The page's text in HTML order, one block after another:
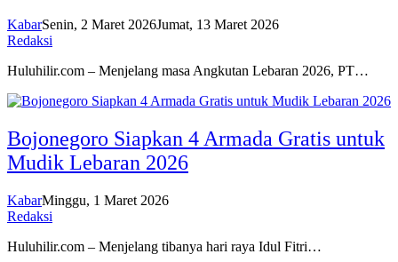
KabarSenin, 2 Maret 2026Jumat, 13 Maret 2026
Redaksi
Huluhilir.com – Menjelang masa Angkutan Lebaran 2026, PT…
Bojonegoro Siapkan 4 Armada Gratis untuk
Mudik Lebaran 2026
KabarMinggu, 1 Maret 2026
Redaksi
Huluhilir.com – Menjelang tibanya hari raya Idul Fitri…